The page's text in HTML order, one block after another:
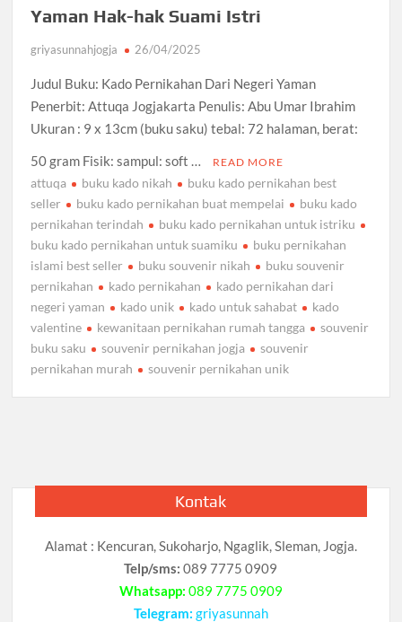
Yaman Hak-hak Suami Istri
griyasunnahjogja 26/04/2025
Judul Buku: Kado Pernikahan Dari Negeri Yaman
Penerbit: Attuqa Jogjakarta Penulis: Abu Umar Ibrahim
Ukuran : 9 x 13cm (buku saku) tebal: 72 halaman, berat:
50 gram Fisik: sampul: soft …
READ MORE
attuqa buku kado nikah
buku kado pernikahan best
seller
buku kado pernikahan buat mempelai
buku kado
pernikahan terindah
buku kado pernikahan untuk istriku
buku kado pernikahan untuk suamiku
buku pernikahan
islami best seller
buku souvenir nikah
buku souvenir
pernikahan
kado pernikahan
kado pernikahan dari
negeri yaman
kado unik kado untuk sahabat
kado
valentine
kewanitaan pernikahan rumah tangga
souvenir
buku saku
souvenir pernikahan jogja
souvenir
pernikahan murah
souvenir pernikahan unik
Kontak
Alamat : Kencuran, Sukoharjo, Ngaglik, Sleman, Jogja.
Telp/sms: 089 7775 0909
Whatsapp: 089 7775 0909
Telegram: griyasunnah